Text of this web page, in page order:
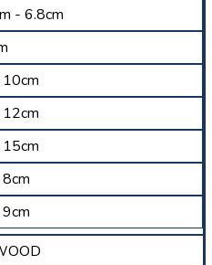
- 6.8cm
10cm
12cm
15cm